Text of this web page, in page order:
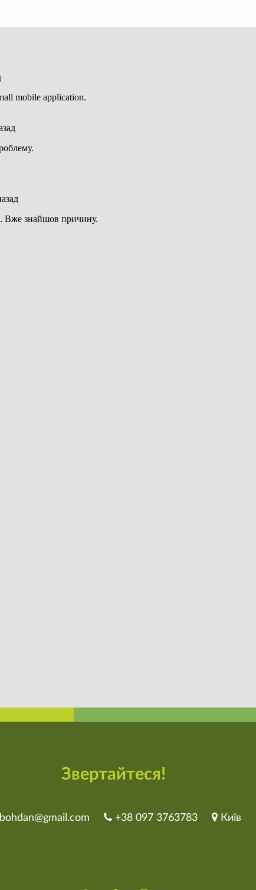
Звертайтеся!
bohdan@gmail.com +38 097 3763783 Київ